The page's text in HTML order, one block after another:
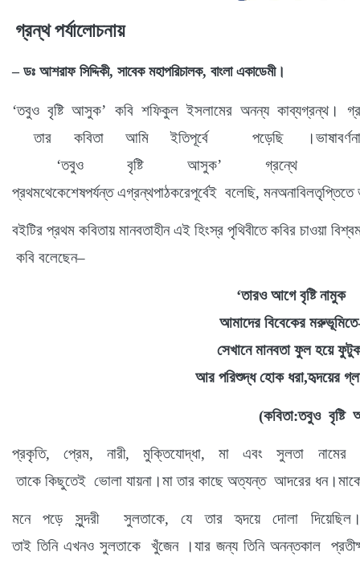
গ্রন্থ পর্যালোচনায়
– ডঃ আশরাফ সিদ্দিকী, সাবেক মহাপরিচালক, বাংলা একাডেমী।
‘তবুও বৃষ্টি আসুক’ কবি শফিকুল ইসলামের অনন্য কাব্যগ্রন্থ।
তার কবিতা আমি ইতিপূর্বে
পড়েছি ।
‘তবুও বৃষ্টি আসুক’ গ্রন্থে
প্রথমথেকেশেষপর্যন্ত এগ্রন্থপাঠকরেপূর্বেই বলেছি, মনঅনাবিলতৃপ্তিতে
বইটির প্রথম কবিতায় মানবতাহীন এই হিংস্র পৃথিবীতে কবির চাওয়া
কবি বলেছেন–
‘তারও আগে বৃষ্টি নামুক
আমাদের বিবেকের মরুভূমিতে
সেখানে মানবতা ফুল হয়ে
আর পরিশুদ্ধ হোক ধরা,হৃদয়ের
(কবিতা:তবুও বৃষ্টি
প্রকৃতি,প্রেম,নারী,মুক্তিযোদ্ধা,মা এবং সুলতা নামের
তাকে কিছুতেই ভোলা যায়না।মা তার কাছে অত্যন্ত আদরের
মনে পড়ে সুন্দরী সুলতাকে,যে তার হৃদয়ে দোলা
তাই তিনি এখনও সুলতাকে
খুঁজেন ।যার জন্য তিনি অনন্তকাল